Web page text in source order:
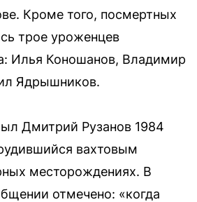
Кроме того, посмертных
трое уроженцев
Илья Коношанов, Владимир
Ядрышников.
Дмитрий Рузанов 1984
вахтовым
месторождениях. В
отмечено: «когда